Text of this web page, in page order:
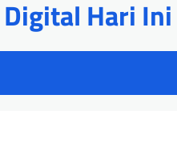
Hari Ini